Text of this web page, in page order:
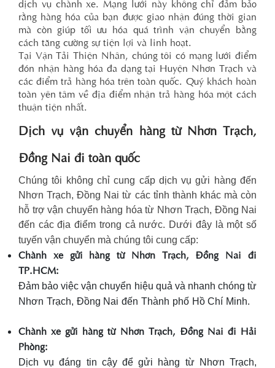
dịch vụ chành xe. Mạng lưới này không chỉ đảm bảo
rằng hàng hóa của bạn được giao nhận đúng thời gian
mà còn giúp tối ưu hóa quá trình vận chuyển bằng
cách tăng cường sự tiện lợi và linh hoạt.
Tại Vận Tải Thiện Nhân, chúng tôi có mạng lưới điểm
đón nhận hàng hóa đa dạng tại Huyện Nhơn Trạch và
các điểm trả hàng hóa trên toàn quốc. Quý khách hoàn
toàn yên tâm về địa điểm nhận trả hàng hóa một cách
thuận tiện nhất.
Dịch vụ vận chuyển hàng từ Nhơn Trạch,
Đồng Nai đi toàn quốc
Chúng tôi không chỉ cung cấp dịch vụ gửi hàng đến
Nhơn Trạch, Đồng Nai từ các tỉnh thành khác mà còn
hỗ trợ vận chuyển hàng hóa từ Nhơn Trạch, Đồng Nai
đến các địa điểm trong cả nước. Dưới đây là một số
tuyến vận chuyển mà chúng tôi cung cấp:
Chành xe gửi hàng từ Nhơn Trạch, Đồng Nai đi
TP.HCM:
Đảm bảo việc vận chuyển hiệu quả và nhanh chóng từ
Nhơn Trạch, Đồng Nai đến Thành phố Hồ Chí Minh.
Chành xe gửi hàng từ Nhơn Trạch, Đồng Nai đi Hải
Phòng:
Dịch vụ đáng tin cậy để gửi hàng từ Nhơn Trạch,